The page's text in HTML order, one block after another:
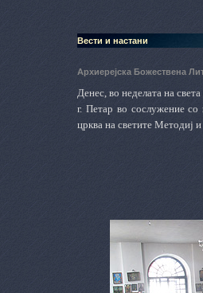
Вести и настани
Архиерејска Божествена
Денес, во неделата на
г. Петар во сослужение
црква на светите Методиј